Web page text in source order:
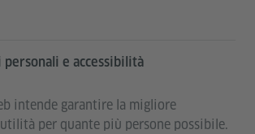
e accessibilità
intende garantire la migliore
per quante più persone possibile.